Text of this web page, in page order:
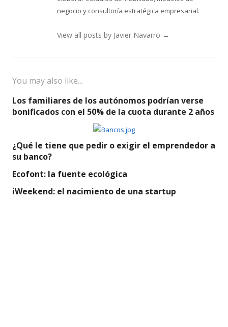
negocio y consultoría estratégica empresarial.
View all posts by Javier Navarro →
You may also like...
Los familiares de los autónomos podrían verse
bonificados con el 50% de la cuota durante 2 años
¿Qué le tiene que pedir o exigir el emprendedor a
su banco?
Ecofont: la fuente ecológica
iWeekend: el nacimiento de una startup